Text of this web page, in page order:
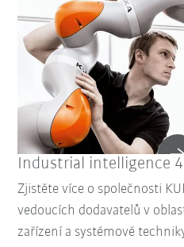
Industrial intelligence
Zjistěte více o společnosti
vedoucích dodavatelů v
zařízení a systémové